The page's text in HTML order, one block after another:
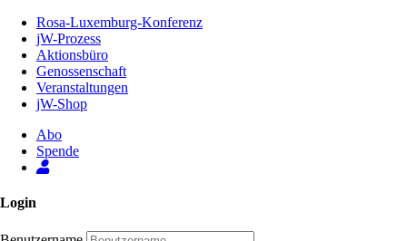
Inhalt
Seite
Rosa-Luxemburg-Konferenz
jW-Prozess
Aktionsbüro
Genossenschaft
Veranstaltungen
jW-Shop
Abo
Spende
Login